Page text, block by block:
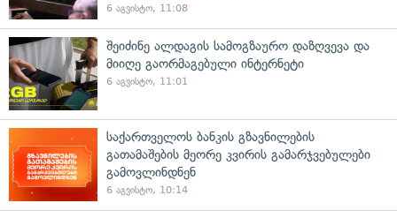
6 აგვისტო, 11:08
შეიძინე ალდაგის სამოგზაურო დაზღვევა და
მიიღე გაორმაგებული ინტერნეტი
6 აგვისტო, 11:01
საქართველოს ბანკის გზავნილების
გათამაშების მეორე კვირის გამარჯვებულები
გამოვლინდნენ
6 აგვისტო, 10:14